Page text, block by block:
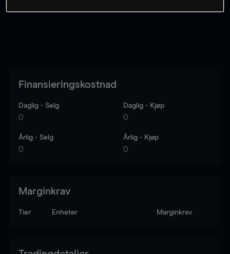
Finansieringskostnad
Daglig - Selg
0
Daglig - Kjøp
0
Årlig - Selg
0
Årlig - Kjøp
0
Marginkrav
Tier Enheter Marginkrav